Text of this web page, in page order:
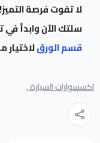
لا تفوت فرصة
سلتك الآن وابدأ
قسم الورقلاختيار
اكسسوارات السيارة ,